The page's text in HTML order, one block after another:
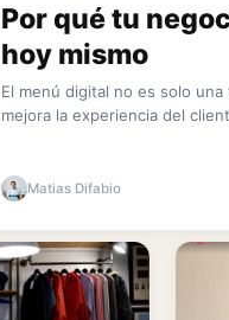
Por qué tu
hoy mismo
El menú digital no es solo
mejora la experiencia del
Matias Difabio